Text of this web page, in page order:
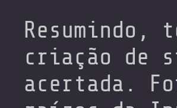
Resumindo,
criação de
acertada.